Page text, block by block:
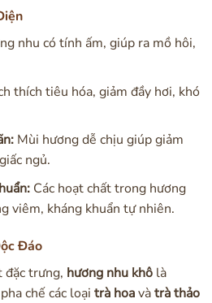
nhu có tính ấm, giúp ra mồ hôi,
thích tiêu hóa, giảm đầy hơi, khó
Mùi hương dễ chịu giúp giảm
ngủ.
Các hoạt chất trong hương
viêm, kháng khuẩn tự nhiên.
Đáo
trưng, hương nhu khô là
chế các loại trà hoavàtrà thảo